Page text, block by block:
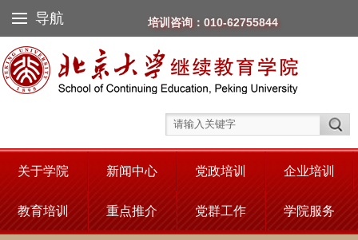
导航 培训咨询：010-62755844
关于学院 新闻中心 党政培训 企业培训
教育培训 重点推介 党群工作 学院服务